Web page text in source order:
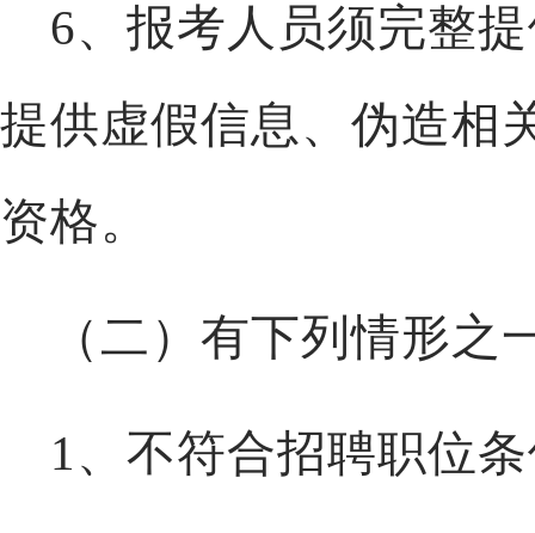
6、 报考人员须完整
提供虚假信息、伪造相
资格。
（二）有下列情形
1、不符合招聘职位